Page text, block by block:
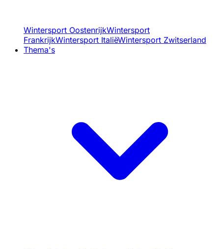
Wintersport OostenrijkWintersport
FrankrijkWintersport ItaliëWintersport Zwitserland
Thema's